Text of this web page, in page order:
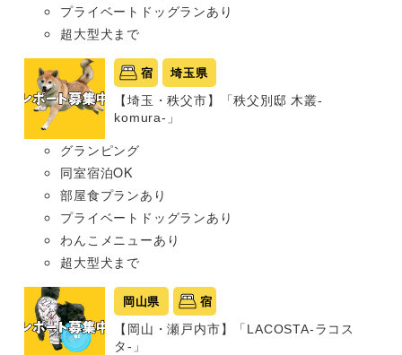
プライベートドッグランあり
超大型犬まで
宿 埼玉県
【埼玉・秩父市】「秩父別邸 木叢-
komura-」
グランピング
同室宿泊OK
部屋食プランあり
プライベートドッグランあり
わんこメニューあり
超大型犬まで
岡山県 宿
【岡山・瀬戸内市】「LACOSTA-ラコス
タ-」